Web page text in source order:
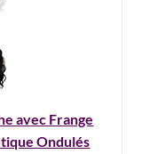
avec Frange
Ondulés